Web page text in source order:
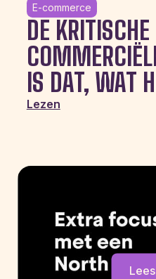
E-commerce
DE KRITISCHE
IS DAT, WAT
Lezen